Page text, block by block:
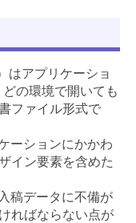
アプリケーショ
の環境で開いても
ファイル形式で
ーションにかかわ
イン要素を含めた
稿データに不備が
ればならない点が